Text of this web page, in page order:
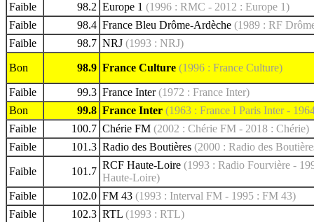
Faible
98.2 Europe 1 (1996 : RMC - 2012 : Europe 1)
Faible
98.4 France Bleu Drôme-Ardèche (1989 : RF
Faible
98.7 NRJ (1993 : NRJ)
Bon 98.9 France Culture (1996 : France Culture)
Faible 99.3 France Inter(1972 : France Inter)
Bon
99.8 France Inter (1963 : France I Paris Inter -
Faible
100.7 Chérie FM (2002 : Chérie FM - 2018 : Chérie)
Faible
101.3 Radio des Boutières (2000 : Radio des
Faible 101.7
RCF Haute-Loire (1993 : Radio Fourvière -
Haute-Loire)
Faible
102.0 FM 43 (1993 : Interval FM - 1995 : FM 43)
Faible
102.3 RTL (1993 : RTL)